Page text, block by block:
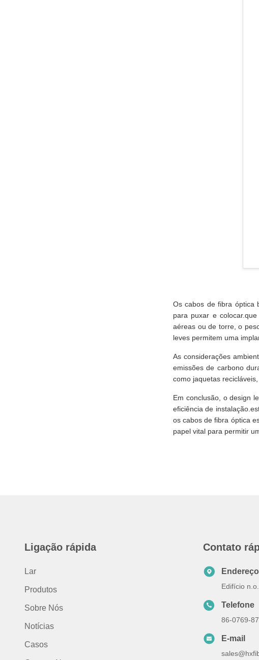
Os cabos de fibra óptica
para puxar e
aéreas ou de torre, o
leves permitem uma
As considerações
emissões de carbono
como jaquetas
Em conclusão, o design
eficiência de
os cabos de fibra óptica
papel vital para permitir
Ligação rápida
Lar
Produtos
Sobre Nós
Notícias
Casos
Contato
Endereço
Edifício
Telefone
86-0769-
E-mail